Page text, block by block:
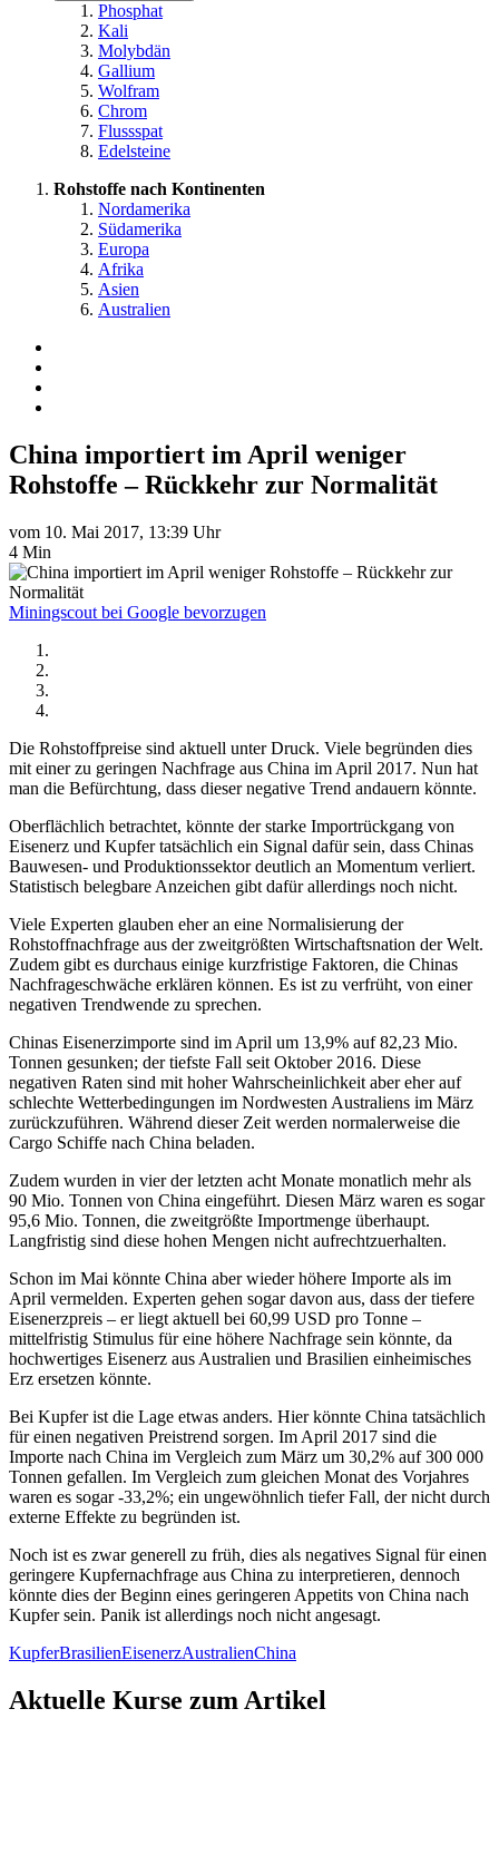
Phosphat
Kali
Molybdän
Gallium
Wolfram
Chrom
Flussspat
Edelsteine
Rohstoffe nach Kontinenten
Nordamerika
Südamerika
Europa
Afrika
Asien
Australien
China importiert im April weniger
Rohstoffe – Rückkehr zur Normalität
vom 10. Mai 2017, 13:39 Uhr
4 Min
Miningscout bei Google bevorzugen
Die Rohstoffpreise sind aktuell unter Druck. Viele begründen dies
mit einer zu geringen Nachfrage aus China im April 2017. Nun hat
man die Befürchtung, dass dieser negative Trend andauern könnte.
Oberflächlich betrachtet, könnte der starke Importrückgang von
Eisenerz und Kupfer tatsächlich ein Signal dafür sein, dass Chinas
Bauwesen- und Produktionssektor deutlich an Momentum verliert.
Statistisch belegbare Anzeichen gibt dafür allerdings noch nicht.
Viele Experten glauben eher an eine Normalisierung der
Rohstoffnachfrage aus der zweitgrößten Wirtschaftsnation der Welt.
Zudem gibt es durchaus einige kurzfristige Faktoren, die Chinas
Nachfrageschwäche erklären können. Es ist zu verfrüht, von einer
negativen Trendwende zu sprechen.
Chinas Eisenerzimporte sind im April um 13,9% auf 82,23 Mio.
Tonnen gesunken; der tiefste Fall seit Oktober 2016. Diese
negativen Raten sind mit hoher Wahrscheinlichkeit aber eher auf
schlechte Wetterbedingungen im Nordwesten Australiens im März
zurückzuführen. Während dieser Zeit werden normalerweise die
Cargo Schiffe nach China beladen.
Zudem wurden in vier der letzten acht Monate monatlich mehr als
90 Mio. Tonnen von China eingeführt. Diesen März waren es sogar
95,6 Mio. Tonnen, die zweitgrößte Importmenge überhaupt.
Langfristig sind diese hohen Mengen nicht aufrechtzuerhalten.
Schon im Mai könnte China aber wieder höhere Importe als im
April vermelden. Experten gehen sogar davon aus, dass der tiefere
Eisenerzpreis – er liegt aktuell bei 60,99 USD pro Tonne –
mittelfristig Stimulus für eine höhere Nachfrage sein könnte, da
hochwertiges Eisenerz aus Australien und Brasilien einheimisches
Erz ersetzen könnte.
Bei Kupfer ist die Lage etwas anders. Hier könnte China tatsächlich
für einen negativen Preistrend sorgen. Im April 2017 sind die
Importe nach China im Vergleich zum März um 30,2% auf 300 000
Tonnen gefallen. Im Vergleich zum gleichen Monat des Vorjahres
waren es sogar -33,2%; ein ungewöhnlich tiefer Fall, der nicht durch
externe Effekte zu begründen ist.
Noch ist es zwar generell zu früh, dies als negatives Signal für einen
geringere Kupfernachfrage aus China zu interpretieren, dennoch
könnte dies der Beginn eines geringeren Appetits von China nach
Kupfer sein. Panik ist allerdings noch nicht angesagt.
KupferBrasilienEisenerzAustralienChina
Aktuelle Kurse zum Artikel